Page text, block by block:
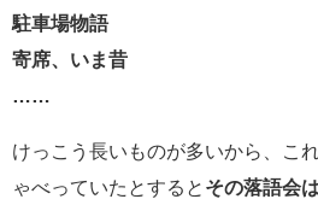
駐車場物語
寄席、いま昔
……
けっこう長いものが多いから、こ
ゃべっていたとすると その落語会